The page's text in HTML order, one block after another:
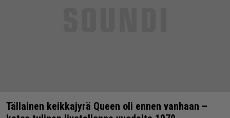
Tällainen keikkajyrä Queen oli ennen vanhaan –